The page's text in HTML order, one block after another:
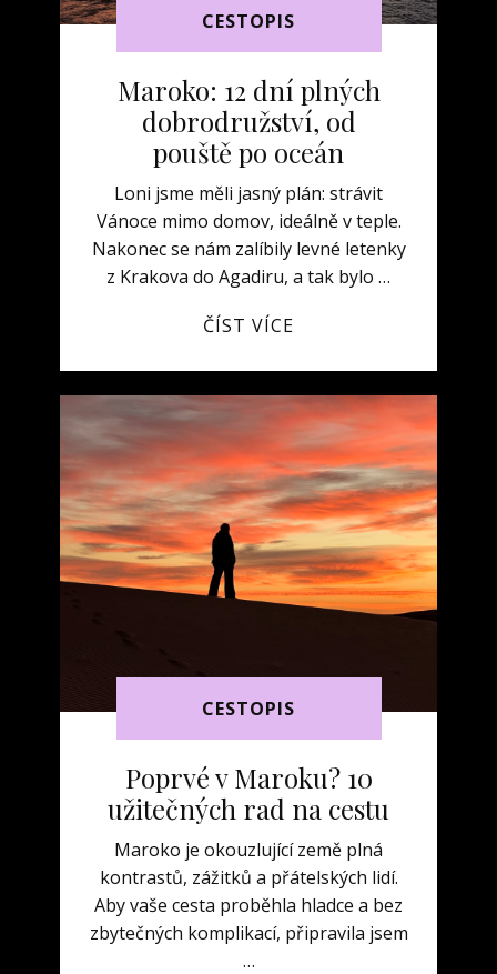
CESTOPIS
Maroko: 12 dní plných
dobrodružství, od
pouště po oceán
Loni jsme měli jasný plán: strávit
Vánoce mimo domov, ideálně v teple.
Nakonec se nám zalíbily levné letenky
z Krakova do Agadiru, a tak bylo …
ČÍST VÍCE
CESTOPIS
Poprvé v Maroku? 10
užitečných rad na cestu
Maroko je okouzlující země plná
kontrastů, zážitků a přátelských lidí.
Aby vaše cesta proběhla hladce a bez
zbytečných komplikací, připravila jsem
…